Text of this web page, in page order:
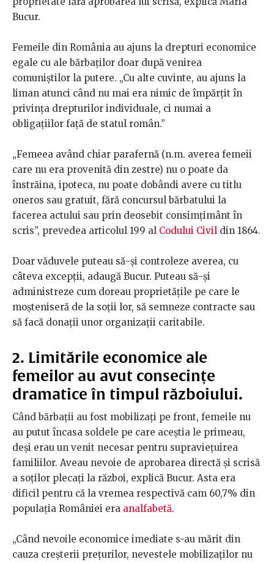
Bucur.
Femeile din România au ajuns la drepturi economice
egale cu ale bărbaților doar după venirea
comuniștilor la putere. „Cu alte cuvinte, au ajuns la
liman atunci când nu mai era nimic de împărțit în
privința drepturilor individuale, ci numai a
obligațiilor față de statul român.”
„Femeea având chiar parafernă (n.m. averea femeii
care nu era provenită din zestre) nu o poate da
înstrăina, ipoteca, nu poate dobândi avere cu titlu
oneros sau gratuit, fără concursul bărbatului la
facerea actului sau prin deosebit consimțimânt în
scris”, prevedea articolul 199 al Codului Civil din 1864.
Doar văduvele puteau să-și controleze averea, cu
câteva excepții, adaugă Bucur. Puteau să-și
administreze cum doreau proprietățile pe care le
moșteniseră de la soții lor, să semneze contracte sau
să facă donații unor organizații caritabile.
2. Limitările economice ale
femeilor au avut consecințe
dramatice în timpul războiului.
Când bărbații au fost mobilizați pe front, femeile nu
au putut încasa soldele pe care aceștia le primeau,
deși erau un venit necesar pentru supraviețuirea
familiilor. Aveau nevoie de aprobarea directă și scrisă
a soților plecați la război, explică Bucur. Asta era
dificil pentru că la vremea respectivă cam 60,7% din
populația României era analfabetă.
„Când nevoile economice imediate s-au mărit din
cauza creșterii prețurilor, nevestele mobilizaților nu